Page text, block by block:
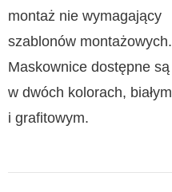
montaż nie wymagający
szablonów montażowych.
Maskownice dostępne są
w dwóch kolorach, białym
i grafitowym.